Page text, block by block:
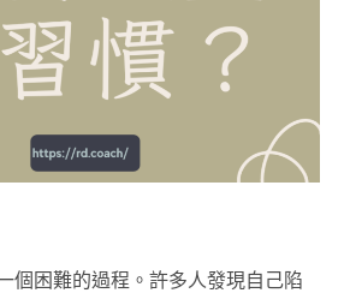
個困難的過程。許多人發現自己陷